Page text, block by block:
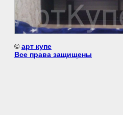
© арт купе
Все права защищены